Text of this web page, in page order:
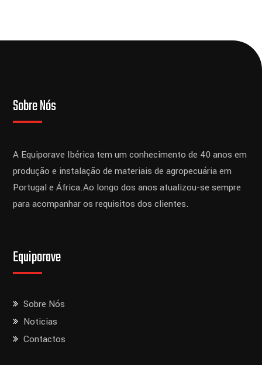
Sobre Nós
A Equiporave Ibérica tem um conhecimento de 40 anos em
produção e instalação de materiais de agropecuária em
Portugal e África.Ao longo dos anos atualizou-se sempre
para acompanhar os requisitos dos clientes.
Equiporave
Sobre Nós
Noticias
Contactos